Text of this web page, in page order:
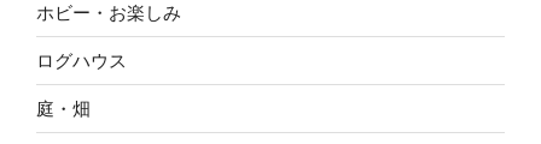
ホビー・お楽しみ
ログハウス
庭・畑